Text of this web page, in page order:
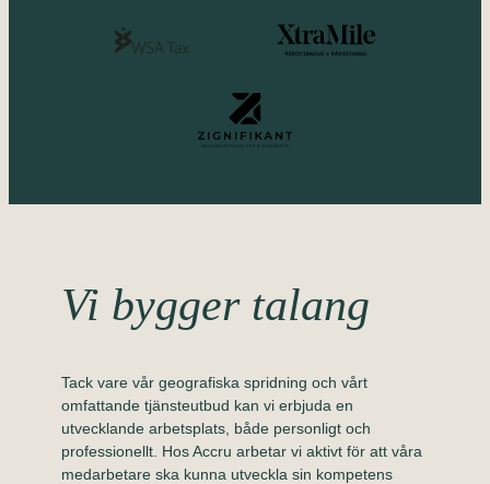
Vi bygger talang
Tack vare vår geografiska spridning och vårt
omfattande tjänsteutbud kan vi erbjuda en
utvecklande arbetsplats, både personligt och
professionellt. Hos Accru arbetar vi aktivt för att våra
medarbetare ska kunna utveckla sin kompetens